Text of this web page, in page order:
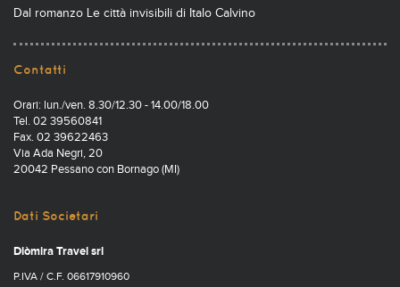
Dal romanzo Le città invisibili di Italo Calvino
Contatti
Orari: lun./ven. 8.30/12.30 - 14.00/18.00
Tel. 02 39560841
Fax. 02 39622463
Via Ada Negri, 20
20042 Pessano con Bornago (MI)
Dati Societari
Diòmira Travel srl
P.IVA / C.F. 06617910960